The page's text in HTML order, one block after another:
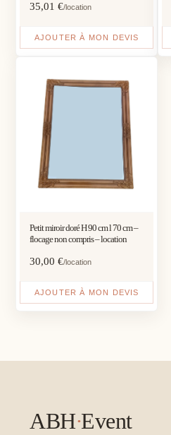
35,01€/location
AJOUTER À MON DEVIS
Petit miroir doré H 90 cm l 70 cm –
flocage non compris – location
30,00€/location
AJOUTER À MON DEVIS
ABH·Event